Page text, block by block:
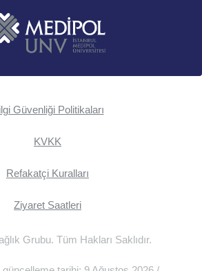
Güvenliği Politikaları
KVKK
Refakatçi Kuralları
Ziyaret Saatleri
Grubu. Tüm Hakları Saklıdır.